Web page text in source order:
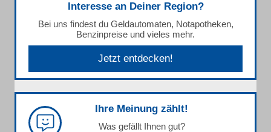
Interesse an Deiner Region?
Bei uns findest du Geldautomaten, Notapotheken,
Benzinpreise und vieles mehr.
Jetzt entdecken!
Ihre Meinung zählt!
Was gefällt Ihnen gut?